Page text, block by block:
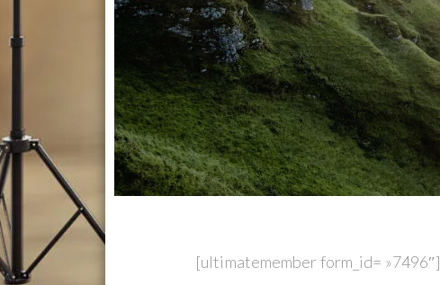
[ultimatemember form_id= »7496″]